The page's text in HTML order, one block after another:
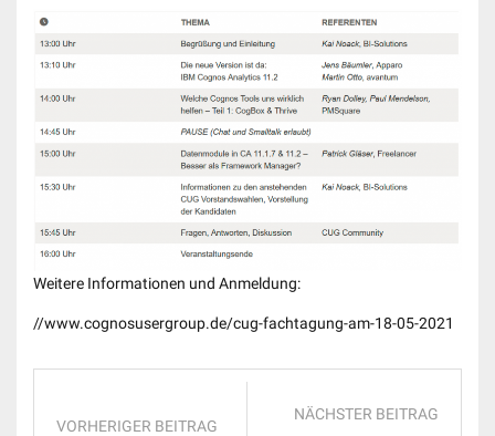
Weitere Informationen und Anmeldung:
//www.cognosusergroup.de/cug-fachtagung-am-18-05-2021
VORHERIGER BEITRAG
NÄCHSTER BEITRAG